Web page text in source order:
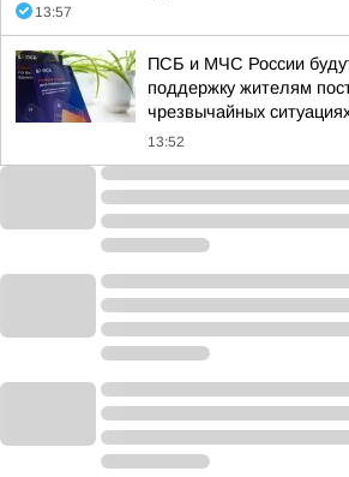
13:57
ПСБ и МЧС России
поддержку жителям
чрезвычайных
13:52